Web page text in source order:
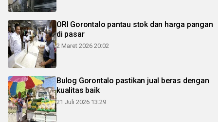
ORI Gorontalo pantau stok dan harga pangan
di pasar
2 Maret 2026 20:02
Bulog Gorontalo pastikan jual beras dengan
kualitas baik
21 Juli 2026 13:29